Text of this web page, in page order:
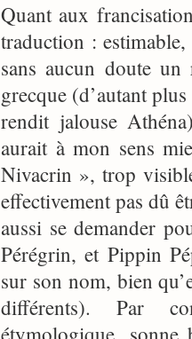
Quant aux
traduction :
sans aucun doute un
grecque (d’autant
rendit jalouse
aurait à mon sens
Nivacrin », trop
effectivement pas dû
aussi se demander
Pérégrin, et Pippin
sur son nom, bien
différents). Par
étymologique,